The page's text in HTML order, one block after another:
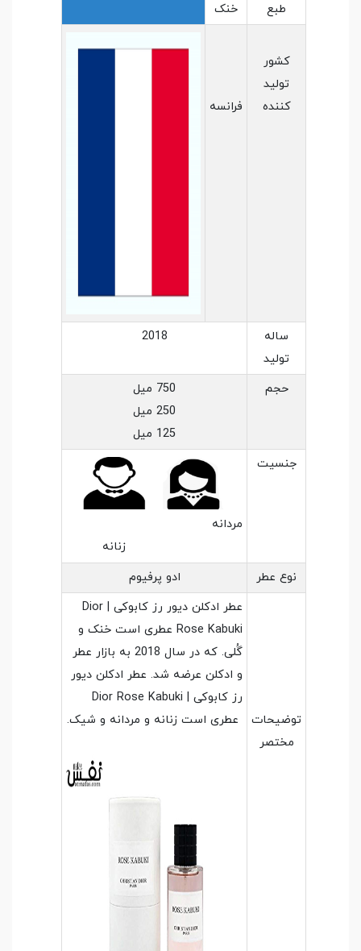
طبع خنک
کشور
تولید
کننده
فرانسه
ساله
تولید
2018
حجم
750 میل
250 میل
125 میل
جنسیت
مردانه
زنانه
نوع عطر
ادو پرفیوم
توضیحات
مختصر
عطر ادکلن دیور رز کابوکی | Dior
Rose Kabuki عطری است خنک و
گُلی. که در سال 2018 به بازار عطر
و ادکلن عرضه شد. عطر ادکلن دیور
رز کابوکی | Dior Rose Kabuki
عطری است زنانه و مردانه و شیک.